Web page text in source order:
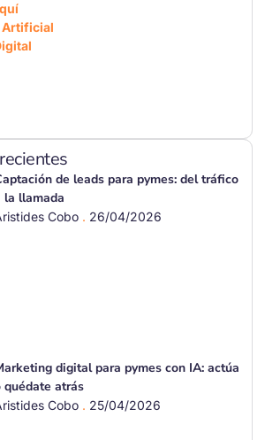
Artificial
de leads para pymes: del tráfico
la llamada
Cobo 26/04/2026
digital para pymes con IA: actúa
quédate atrás
Cobo 25/04/2026